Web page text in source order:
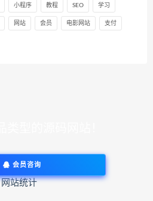
小程序 教程 SEO 学习
网站 会员 电影网站 支付
会员咨询
网站统计